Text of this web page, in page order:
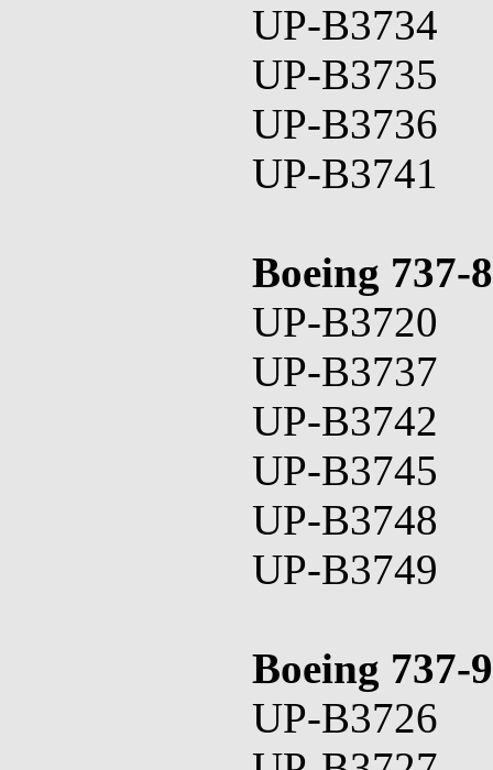
UP-B3734
UP-B3735
UP-B3736
UP-B3741
Boeing 737-8
UP-B3720
UP-B3737
UP-B3742
UP-B3745
UP-B3748
UP-B3749
Boeing 737-9
UP-B3726